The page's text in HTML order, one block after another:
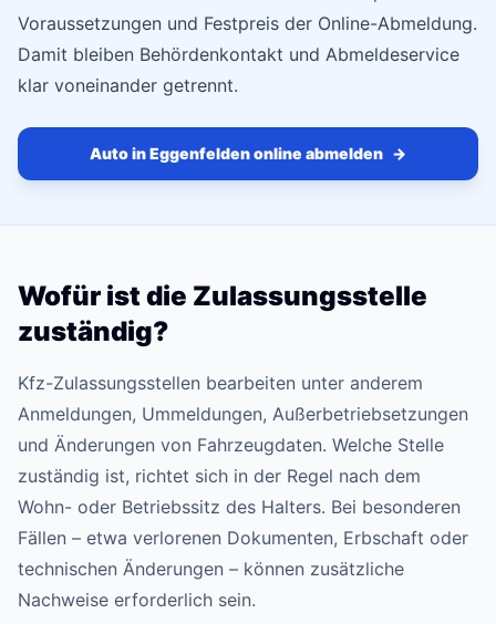
Voraussetzungen und Festpreis der Online-Abmeldung.
Damit bleiben Behördenkontakt und Abmeldeservice
klar voneinander getrennt.
Auto in Eggenfelden online abmelden →
Wofür ist die Zulassungsstelle
zuständig?
Kfz-Zulassungsstellen bearbeiten unter anderem
Anmeldungen, Ummeldungen, Außerbetriebsetzungen
und Änderungen von Fahrzeugdaten. Welche Stelle
zuständig ist, richtet sich in der Regel nach dem
Wohn- oder Betriebssitz des Halters. Bei besonderen
Fällen – etwa verlorenen Dokumenten, Erbschaft oder
technischen Änderungen – können zusätzliche
Nachweise erforderlich sein.